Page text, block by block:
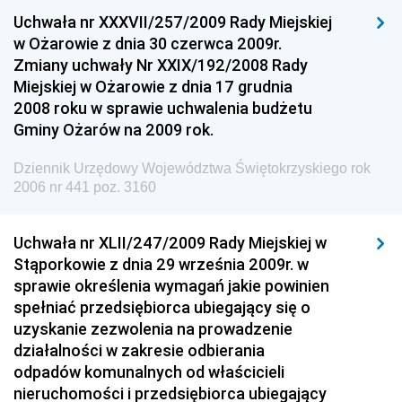
Dziennik Urzędowy Ministra Gospodarki
Dziennik Urzędowy Urzędu Ochrony Konkurencji i
Konsumentów
Dziennik Urzędowy Ministra Pracy i Polityki
Społecznej
Dziennik Urzędowy Urzędu Lotnictwa Cywilnego
Dziennik Urzędowy Ministerstwa Hutnictwa i
Przemysłu Maszynowego
Dziennik Urzędowy Ministerstwa Zdrowia i Opieki
Społecznej
Dziennik Urzędowy Ministerstwa Rolnictwa, Leśnictwa
i Gospodarki Żywnościowej
Uchwała nr XXXVII/257/2009 Rady Miejskiej
w Ożarowie z dnia 30 czerwca 2009r.
Zmiany uchwały Nr XXIX/192/2008 Rady
Miejskiej w Ożarowie z dnia 17 grudnia
2008 roku w sprawie uchwalenia budżetu
Gminy Ożarów na 2009 rok.
Dziennik Urzędowy Województwa Świętokrzyskiego rok
2006 nr 441 poz. 3160
Uchwała nr XLII/247/2009 Rady Miejskiej w
Stąporkowie z dnia 29 września 2009r. w
sprawie określenia wymagań jakie powinien
spełniać przedsiębiorca ubiegający się o
uzyskanie zezwolenia na prowadzenie
działalności w zakresie odbierania
odpadów komunalnych od właścicieli
nieruchomości i przedsiębiorca ubiegający